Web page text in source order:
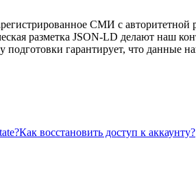
СМИ с
разметка JSON-LD делают наш
подготовки гарантирует, что
Как восстановить доступ к аккаунту?